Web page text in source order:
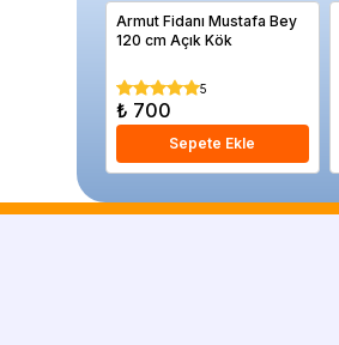
Armut Fidanı Mustafa Bey
120 cm Açık Kök
5
₺ 700
Sepete Ekle